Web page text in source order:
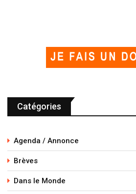
Catégories
Agenda / Annonce
Brèves
Dans le Monde